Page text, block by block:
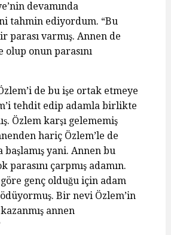
devamında
tahmin ediyordum. “Bu
parası varmış. Annen de
onun parasını
de bu işe ortak etmeye
tehdit edip adamla birlikte
Özlem karşı gelememiş
hariç Özlem’le de
yani. Annen bu
parasını çarpmış adamın.
genç olduğu için adam
Bir nevi Özlem’in
annen